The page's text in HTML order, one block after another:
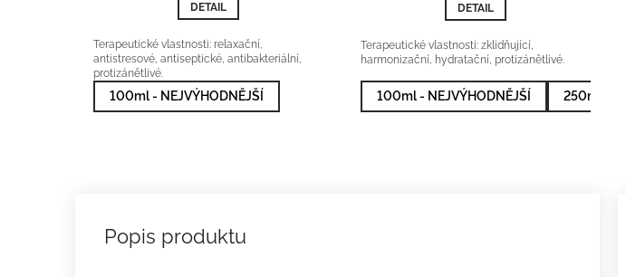
DETAIL
Terapeutické vlastnosti: relaxační,
antistresové, antiseptické, antibakteriální,
protizánětlivé.
100ml - NEJVÝHODNĚJŠÍ
5
DETAIL
Terapeutické vlastnosti: zklidňující,
harmonizační, hydratační, protizánětlivé.
100ml - NEJVÝHODNĚJŠÍ 250ml